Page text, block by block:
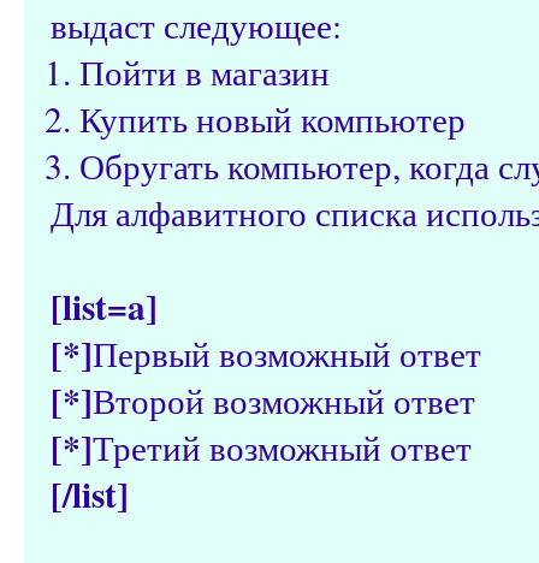
выдаст следующее:
Пойти в магазин
Купить новый компьютер
Обругать компьютер, когда
Для алфавитного списка
[list=a]
[*]Первый возможный ответ
[*]Второй возможный ответ
[*]Третий возможный ответ
[/list]